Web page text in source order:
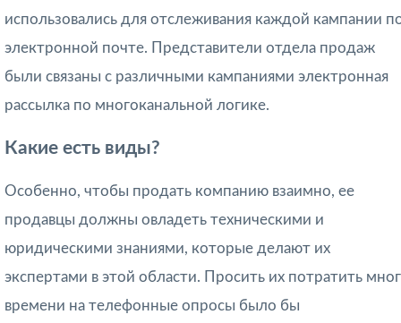
использовались для отслеживания каждой кампании
электронной почте. Представители отдела продаж
были связаны с различными кампаниями электронная
рассылка по многоканальной логике.
Какие есть виды?
Особенно, чтобы продать компанию взаимно, ее
продавцы должны овладеть техническими и
юридическими знаниями, которые делают их
экспертами в этой области. Просить их потратить
времени на телефонные опросы было бы